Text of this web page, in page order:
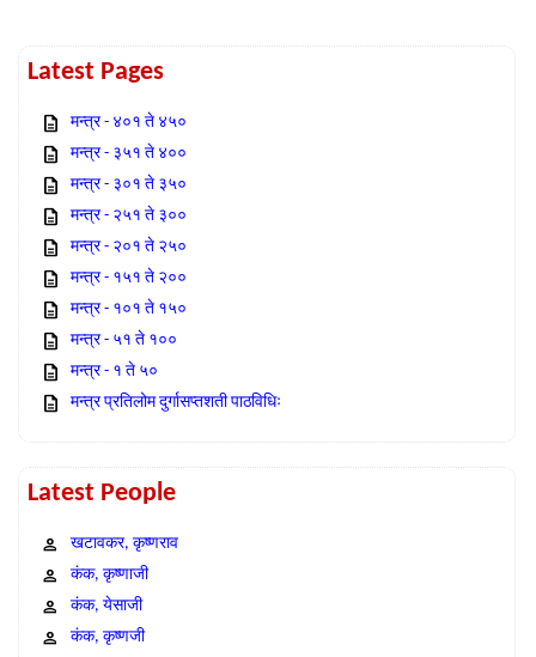
Latest Pages
मन्त्र - ४०१ ते ४५०
मन्त्र - ३५१ ते ४००
मन्त्र - ३०१ ते ३५०
मन्त्र - २५१ ते ३००
मन्त्र - २०१ ते २५०
मन्त्र - १५१ ते २००
मन्त्र - १०१ ते १५०
मन्त्र - ५१ ते १००
मन्त्र - १ ते ५०
मन्त्र प्रतिलोम दुर्गासप्तशती पाठविधिः
Latest People
खटावकर, कृष्णराव
कंक, कृष्णाजी
कंक, येसाजी
कंक, कृष्णजी